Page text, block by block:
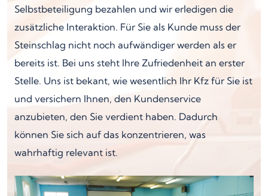
Selbstbeteiligung bezahlen und wir erledigen die
zusätzliche Interaktion. Für Sie als Kunde muss der
Steinschlag nicht noch aufwändiger werden als er
bereits ist. Bei uns steht Ihre Zufriedenheit an erster
Stelle. Uns ist bekant, wie wesentlich Ihr Kfz für Sie ist
und versichern Ihnen, den Kundenservice
anzubieten, den Sie verdient haben. Dadurch
können Sie sich auf das konzentrieren, was
wahrhaftig relevant ist.